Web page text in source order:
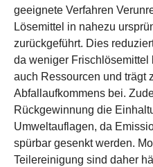
geeignete Verfahren
Lösemittel in nahezu
zurückgeführt. Dies
da weniger Frischlösemittel
auch Ressourcen und trägt
Abfallaufkommens bei.
Rückgewinnung die
Umweltauflagen, da
spürbar gesenkt werden.
Teilereinigung sind daher